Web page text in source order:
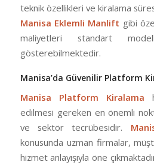
teknik özellikleri ve kiralama
Manisa Eklemli Manlift gibi
maliyetleri standart
gösterebilmektedir.
Manisa’da Güvenilir Platform
Manisa Platform Kiralama
edilmesi gereken en önemli
ve sektör tecrübesidir.
konusunda uzman firmalar,
hizmet anlayışıyla öne